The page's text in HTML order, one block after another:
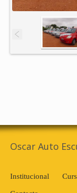
Oscar Auto
Institucional